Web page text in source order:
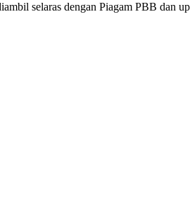
selaras dengan Piagam PBB dan